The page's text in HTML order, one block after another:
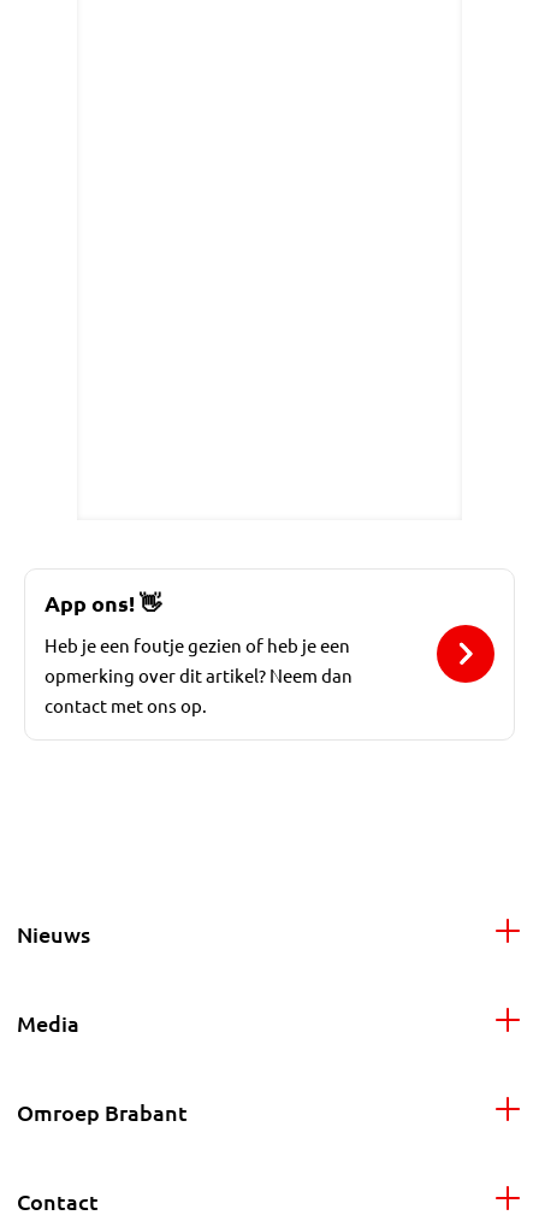
App ons! 👋
Heb je een foutje gezien of heb je een
opmerking over dit artikel? Neem dan
contact met ons op.
Nieuws
Media
Omroep Brabant
Contact